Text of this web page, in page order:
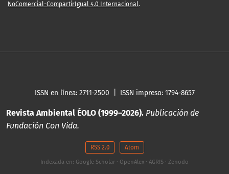
NoComercial-CompartirIgual 4.0 Internacional.
ISSN en línea: 2711-2500 | ISSN impreso: 1794-8657
Revista Ambiental ÉOLO (1999–2026). Publicación de
Fundación Con Vida.
RSS 2.0 Atom
Indexada en: Google Scholar · OpenAlex · AGRIS · Zenodo